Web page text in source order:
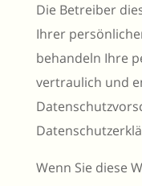
Die Betreiber
Ihrer
behandeln Ihre
vertraulich und
Wenn Sie diese